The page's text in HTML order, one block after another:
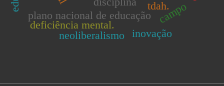
plano nacional de educação campo
deficiência mental.
tdah.
neoliberalismo inovação